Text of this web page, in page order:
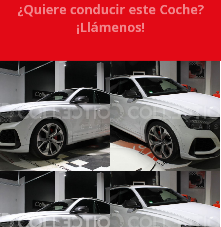
¿Quiere conducir este Coche?
¡Llámenos!